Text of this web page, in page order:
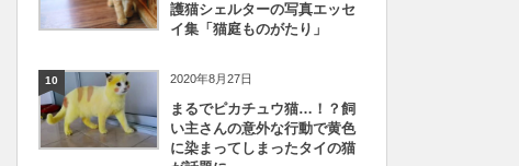
護猫シェルターの写真エッセ
イ集「猫庭ものがたり」
10 2020年8月27日
まるでピカチュウ猫…！？飼
い主さんの意外な行動で黄色
に染まってしまったタイの猫